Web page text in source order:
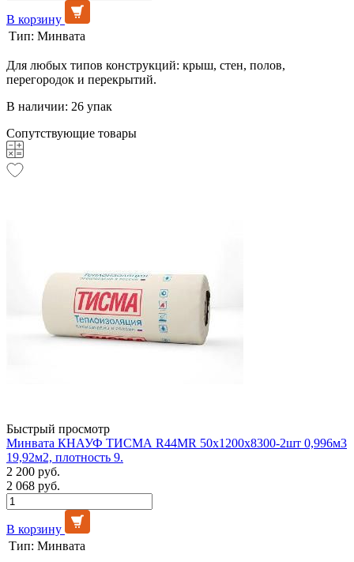
В корзину
Тип: Минвата
Для любых типов конструкций: крыш, стен, полов,
перегородок и перекрытий.
В наличии: 26 упак
Сопутствующие товары
Быстрый просмотр
Минвата КНАУФ ТИСМА R44MR 50х1200х8300-2шт 0,996м3
19,92м2, плотность 9.
2 200 руб.
2 068 руб.
В корзину
Тип: Минвата